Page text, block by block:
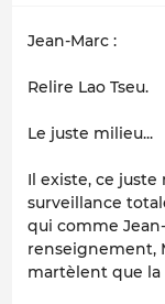
Jean-Marc :
Relire Lao Tseu.
Le juste milieu...
Il existe, ce
surveillance
qui comme
renseignement,
martèlent que la